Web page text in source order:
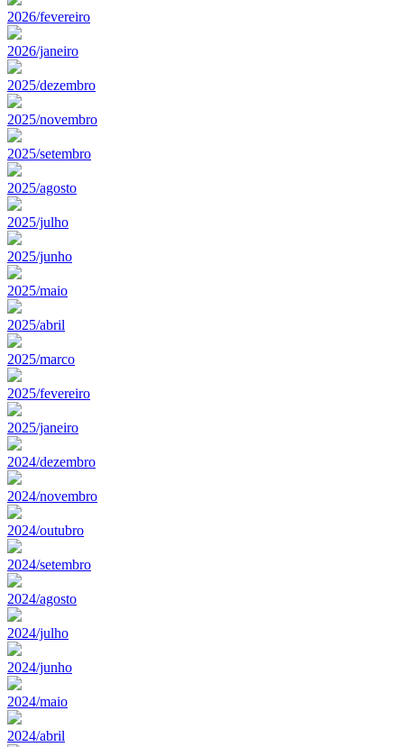
2026/fevereiro
2026/janeiro
2025/dezembro
2025/novembro
2025/setembro
2025/agosto
2025/julho
2025/junho
2025/maio
2025/abril
2025/marco
2025/fevereiro
2025/janeiro
2024/dezembro
2024/novembro
2024/outubro
2024/setembro
2024/agosto
2024/julho
2024/junho
2024/maio
2024/abril